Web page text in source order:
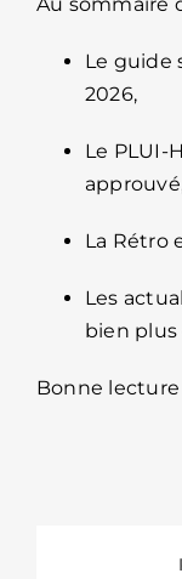
Le guide
2026,
Le PLUI-
La Rétro
Les
bien
Bonne lecture